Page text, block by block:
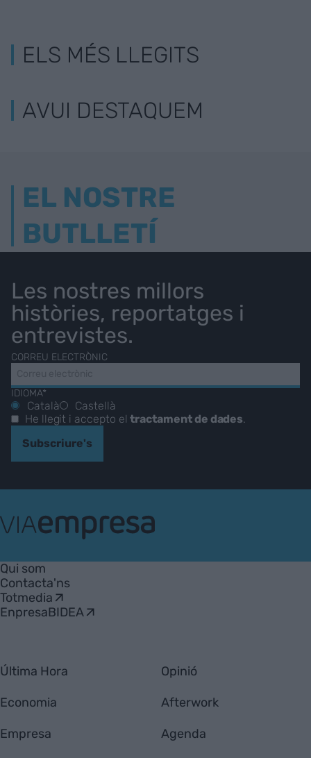
ELS MÉS LLEGITS
AVUI DESTAQUEM
EL NOSTRE
BUTLLETÍ
Les nostres millors
històries, reportatges i
entrevistes.
CORREU ELECTRÒNIC
IDIOMA*
Català
Castellà
He llegit i accepto eltractament de dades
Subscriure's
Empresa
Qui som
Contacta'ns
Totmedia
EnpresaBIDEA
Última Hora
Economia
Empresa
Opinió
Afterwork
Agenda